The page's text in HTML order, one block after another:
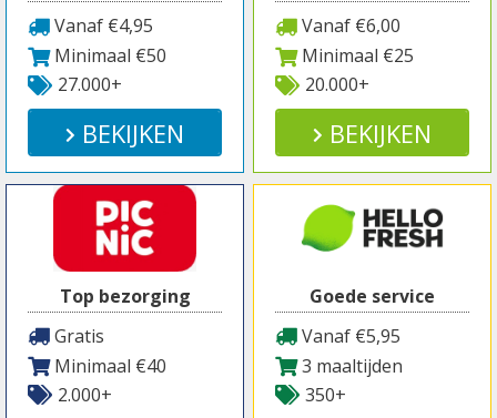
Vanaf €4,95
Minimaal €50
27.000+
BEKIJKEN
Vanaf €6,00
Minimaal €25
20.000+
BEKIJKEN
Top bezorging
Gratis
Minimaal €40
2.000+
Goede service
Vanaf €5,95
3 maaltijden
350+